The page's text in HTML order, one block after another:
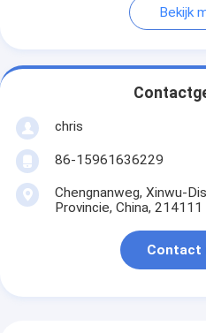
Bekijk
chris
86-15961636229
Chengnanweg, Xinwu-
Provincie, China, 214111
Contact